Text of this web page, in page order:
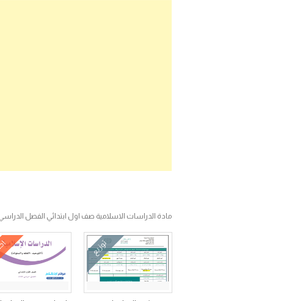
مادة الدراسات الاسلامية صف اول ابتدائي الفصل الدراسي
توزيع